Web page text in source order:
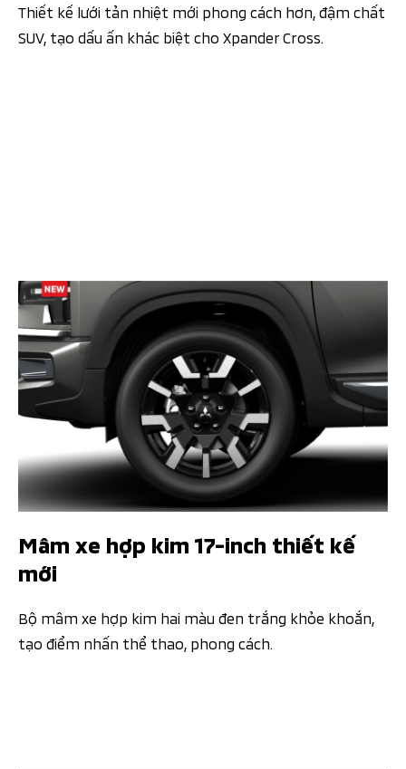
Thiết kế lưới tản nhiệt mới phong cách hơn, đậm chất
SUV, tạo dấu ấn khác biệt cho Xpander Cross.​​
Mâm xe hợp kim 17-inch thiết kế
mới
Bộ mâm xe hợp kim hai màu đen trắng khỏe khoắn,
tạo điểm nhấn thể thao, phong cách.​​